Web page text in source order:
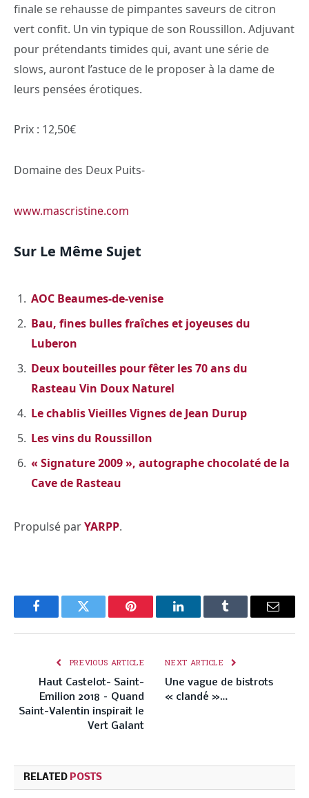
finale se rehausse de pimpantes saveurs de citron
vert confit. Un vin typique de son Roussillon. Adjuvant
pour prétendants timides qui, avant une série de
slows, auront l’astuce de le proposer à la dame de
leurs pensées érotiques.
Prix : 12,50€
Domaine des Deux Puits-
www.mascristine.com
Sur Le Même Sujet
AOC Beaumes-de-venise
Bau, fines bulles fraîches et joyeuses du
Luberon
Deux bouteilles pour fêter les 70 ans du
Rasteau Vin Doux Naturel
Le chablis Vieilles Vignes de Jean Durup
Les vins du Roussillon
« Signature 2009 », autographe chocolaté de la
Cave de Rasteau
Propulsé parYARPP.
FacebookTwitter Pinterest LinkedInTumblr Email
PREVIOUS ARTICLE
Haut Castelot- Saint-
Emilion 2018 – Quand
Saint-Valentin inspirait le
Vert Galant
NEXT ARTICLE
Une vague de bistrots
« clandé »…
RELATED POSTS